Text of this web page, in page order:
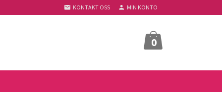
KONTAKT OSS MIN KONTO
0